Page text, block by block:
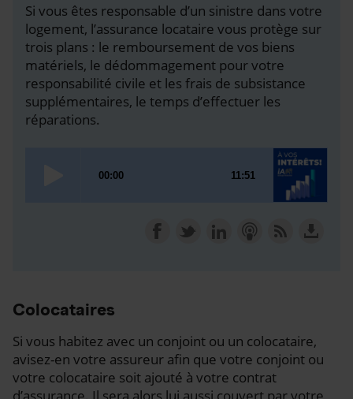
Si vous êtes responsable d’un sinistre dans votre
logement, l’assurance locataire vous protège sur
trois plans : le remboursement de vos biens
matériels, le dédommagement pour votre
responsabilité civile et les frais de subsistance
supplémentaires, le temps d’effectuer les
réparations.
Colocataires
Si vous habitez avec un conjoint ou un colocataire,
avisez-en votre assureur afin que votre conjoint ou
votre colocataire soit ajouté à votre contrat
d’assurance. Il sera alors lui aussi couvert par votre